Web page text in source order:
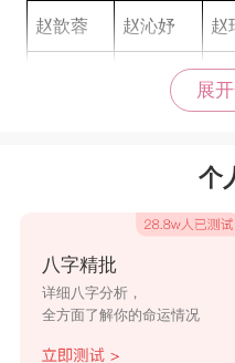
赵歆蓉 赵沁妤 赵
赵译雯 赵
赵
赵娇旋 赵
展
个
八字精批
详细八字分析，
全方面了解你的命运情况